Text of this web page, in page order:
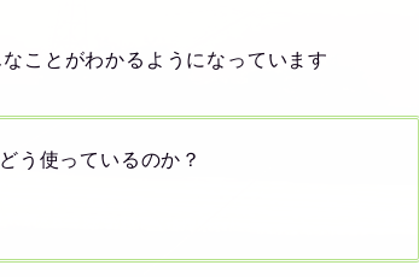
ことがわかるようになっています
う使っているのか？